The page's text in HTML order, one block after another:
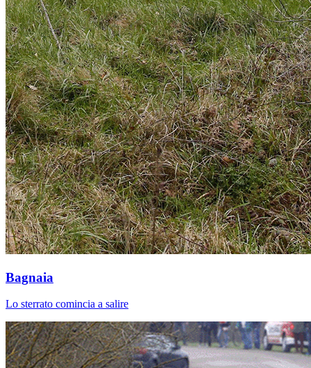
Bagnaia
Lo sterrato comincia a salire